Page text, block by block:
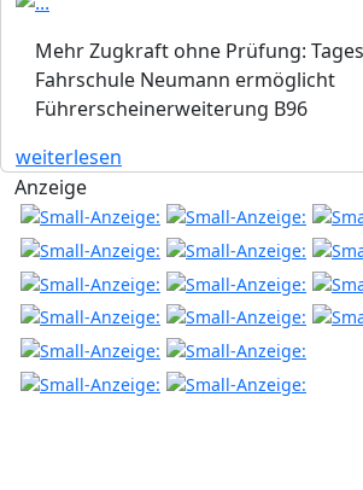
Mehr Zugkraft ohne Prüfung:
Fahrschule Neumann ermöglicht
Führerscheinerweiterung B96
weiterlesen
Anzeige